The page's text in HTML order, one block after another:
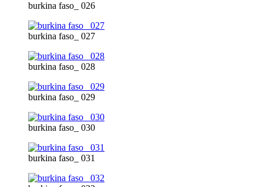
burkina faso_ 026
burkina faso_ 027
burkina faso_ 028
burkina faso_ 029
burkina faso_ 030
burkina faso_ 031